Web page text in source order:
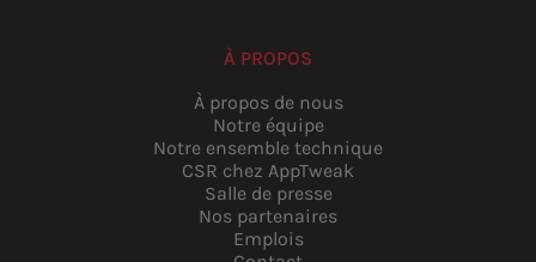
À PROPOS
À propos de nous
Notre équipe
Notre ensemble technique
CSR chez AppTweak
Salle de presse
Nos partenaires
Emplois